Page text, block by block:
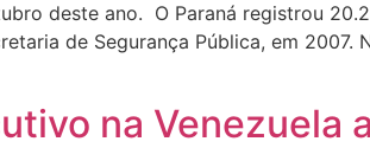
deste ano. O Paraná registrou
de Segurança Pública, em 2007.
na Venezuela